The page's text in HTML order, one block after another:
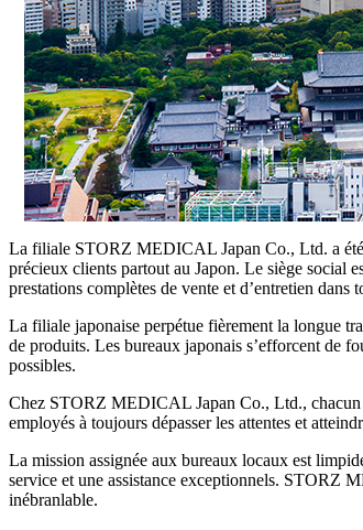
La filiale STORZ MEDICAL Japan Co., Ltd. a été
précieux clients partout au Japon. Le siège social
prestations complètes de vente et d’entretien
La filiale japonaise perpétue fièrement la longue
de produits. Les bureaux japonais s’efforcent de
possibles.
Chez STORZ MEDICAL Japan Co., Ltd., chacun
employés à toujours dépasser les attentes et
La mission assignée aux bureaux locaux est
service et une assistance exceptionnels. STORZ
inébranlable.